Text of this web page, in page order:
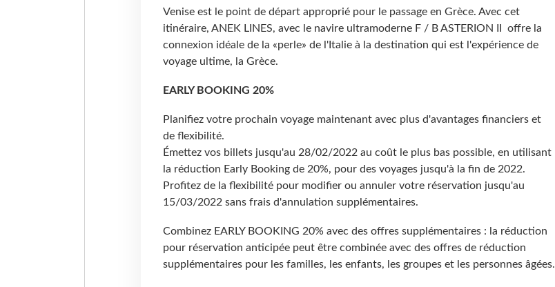
Venise est le point de départ approprié pour le passage en Grèce. Avec cet
itinéraire, ANEK LINES, avec le navire ultramoderne F / B ASTERION II offre la
connexion idéale de la «perle» de l'Italie à la destination qui est l'expérience de
voyage ultime, la Grèce.
EARLY BOOKING 20%
Planifiez votre prochain voyage maintenant avec plus d'avantages financiers et
de flexibilité.
Émettez vos billets jusqu'au 28/02/2022 au coût le plus bas possible, en utilisant
la réduction Early Booking de 20%, pour des voyages jusqu'à la fin de 2022.
Profitez de la flexibilité pour modifier ou annuler votre réservation jusqu'au
15/03/2022 sans frais d'annulation supplémentaires.
Combinez EARLY BOOKING 20% avec des offres supplémentaires : la réduction
pour réservation anticipée peut être combinée avec des offres de réduction
supplémentaires pour les familles, les enfants, les groupes et les personnes âgées.